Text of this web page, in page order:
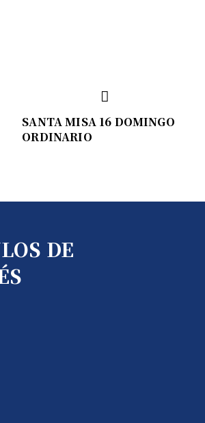
SANTA MISA 16 DOMINGO
ORDINARIO
DE